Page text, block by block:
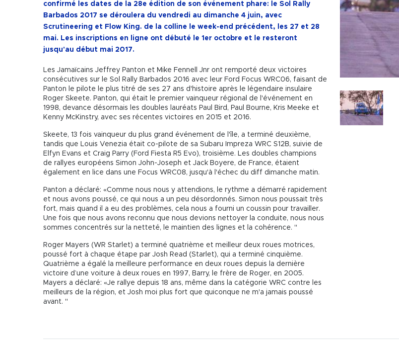
confirmé les dates de la 28e édition de son événement phare: le Sol Rally
Barbados 2017 se déroulera du vendredi au dimanche 4 juin, avec
Scrutineering et Flow King. de la colline le week-end précédent, les 27 et 28
mai. Les inscriptions en ligne ont débuté le 1er octobre et le resteront
jusqu'au début mai 2017.
Les Jamaïcains Jeffrey Panton et Mike Fennell Jnr ont remporté deux victoires
consécutives sur le Sol Rally Barbados 2016 avec leur Ford Focus WRC06, faisant de
Panton le pilote le plus titré de ses 27 ans d'histoire après le légendaire insulaire
Roger Skeete. Panton, qui était le premier vainqueur régional de l'événement en
1998, devance désormais les doubles lauréats Paul Bird, Paul Bourne, Kris Meeke et
Kenny McKinstry, avec ses récentes victoires en 2015 et 2016.
Skeete, 13 fois vainqueur du plus grand événement de l'île, a terminé deuxième,
tandis que Louis Venezia était co-pilote de sa Subaru Impreza WRC S12B, suivie de
Elfyn Evans et Craig Parry (Ford Fiesta R5 Evo), troisième. Les doubles champions
de rallyes européens Simon John-Joseph et Jack Boyere, de France, étaient
également en lice dans une Focus WRC08, jusqu'à l'échec du diff dimanche matin.
Panton a déclaré: «Comme nous nous y attendions, le rythme a démarré rapidement
et nous avons poussé, ce qui nous a un peu désordonnés. Simon nous poussait très
fort, mais quand il a eu des problèmes, cela nous a fourni un coussin pour travailler.
Une fois que nous avons reconnu que nous devions nettoyer la conduite, nous nous
sommes concentrés sur la netteté, le maintien des lignes et la cohérence. "
Roger Mayers (WR Starlet) a terminé quatrième et meilleur deux roues motrices,
poussé fort à chaque étape par Josh Read (Starlet), qui a terminé cinquième.
Quatrième a égalé la meilleure performance en deux roues depuis la dernière
victoire d’une voiture à deux roues en 1997, Barry, le frère de Roger, en 2005.
Mayers a déclaré: «Je rallye depuis 18 ans, même dans la catégorie WRC contre les
meilleurs de la région, et Josh moi plus fort que quiconque ne m'a jamais poussé
avant. "